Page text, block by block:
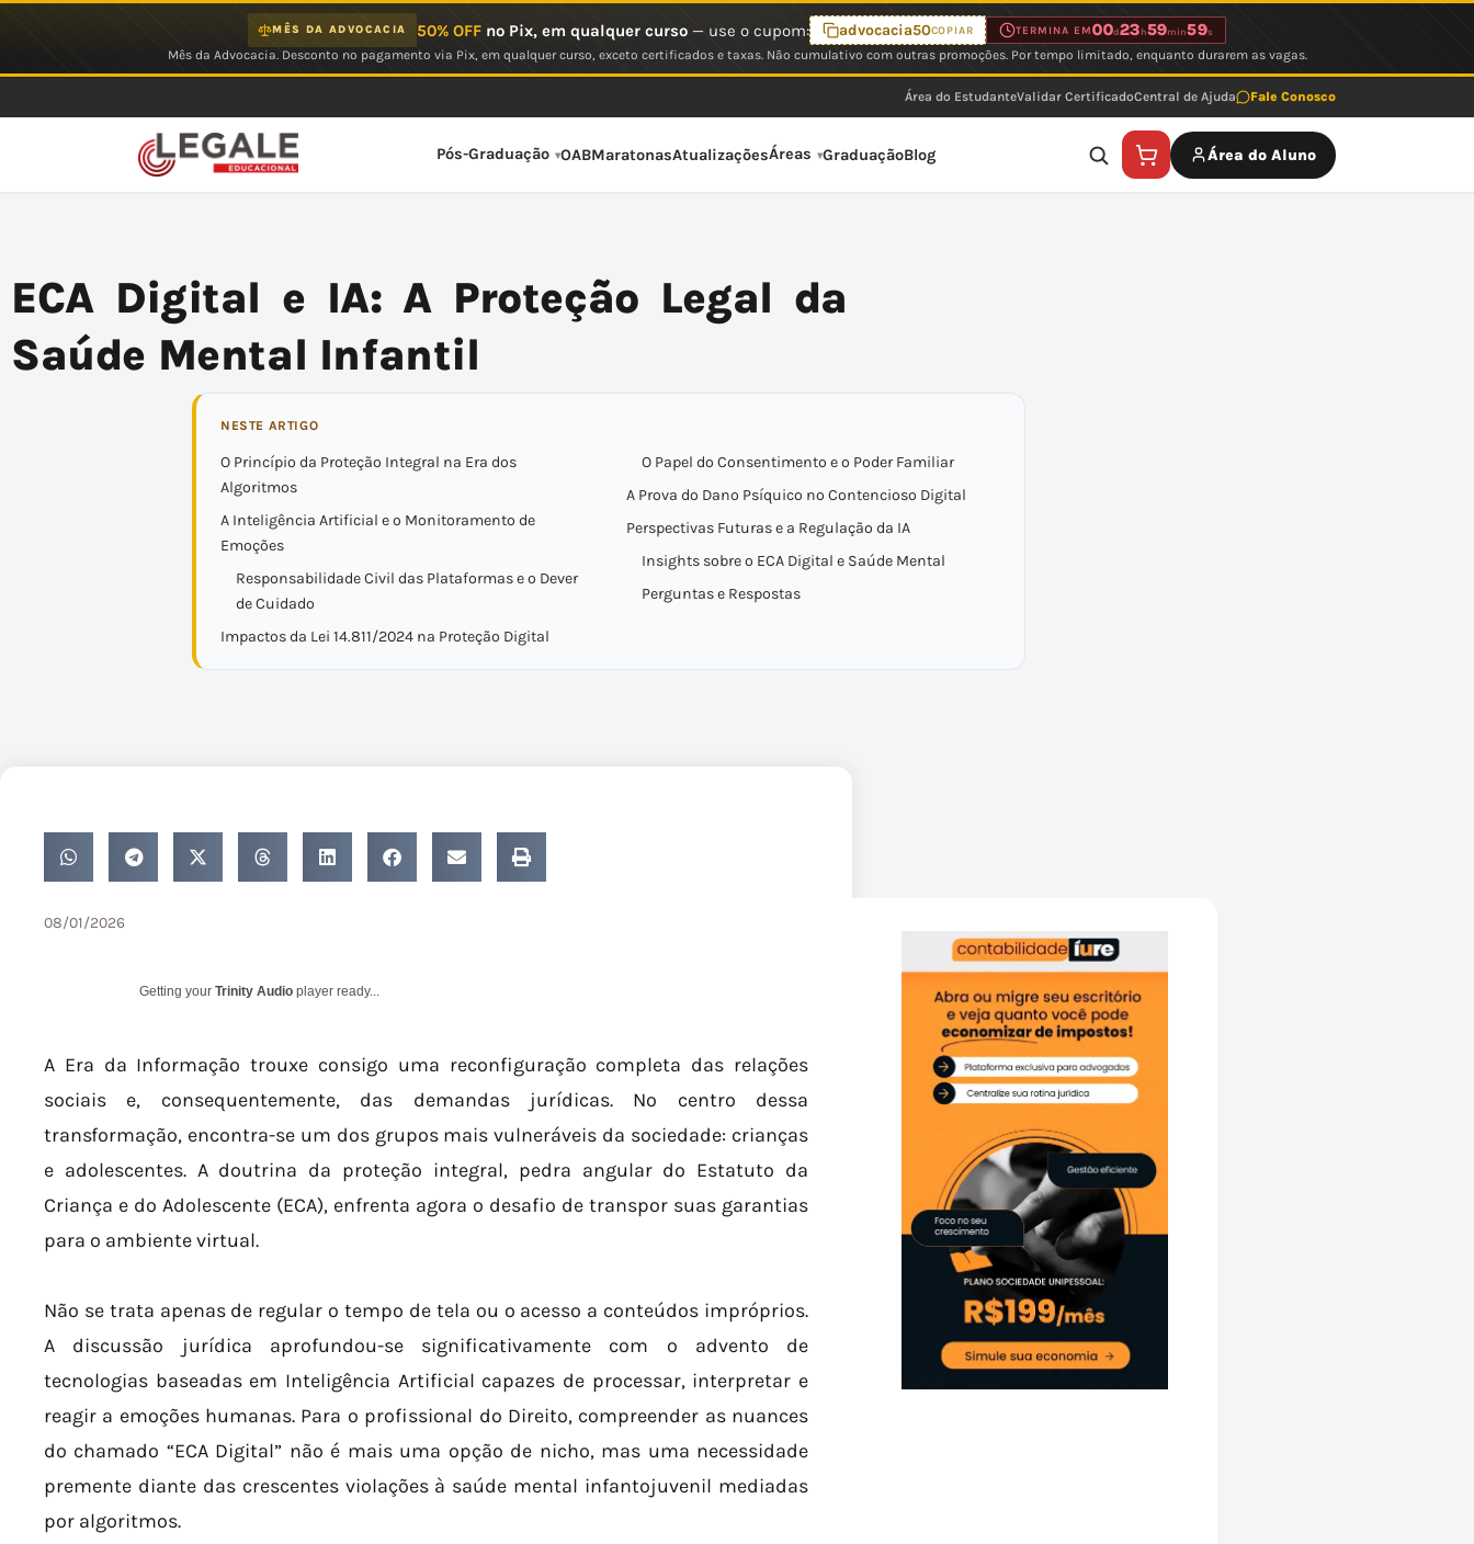
MÊS DA ADVOCACIA 50% OFFno Pix, em qualquer curso— use o cupom: advocacia50COPIAR TERMINA EM00d23 h59min59s
Mês da Advocacia. Desconto no pagamento via Pix, em qualquer curso, exceto certificados e taxas. Não cumulativo com outras promoções. Por tempo limitado, enquanto durarem as vagas.
Área do EstudanteValidar CertificadoCentral de Ajuda Fale Conosco
Pós-Graduação OABMaratonasAtualizaçõesÁreas GraduaçãoBlog Área do Aluno
ECA Digital e IA: A Proteção Legal da
Saúde Mental Infantil
NESTE ARTIGO
O Princípio da Proteção Integral na Era dos
Algoritmos
A Inteligência Artificial e o Monitoramento de
Emoções
Responsabilidade Civil das Plataformas e o Dever
de Cuidado
Impactos da Lei 14.811/2024 na Proteção Digital
O Papel do Consentimento e o Poder Familiar
A Prova do Dano Psíquico no Contencioso Digital
Perspectivas Futuras e a Regulação da IA
Insights sobre o ECA Digital e Saúde Mental
Perguntas e Respostas
08/01/2026
Getting your Trinity Audio player ready...
A Era da Informação trouxe consigo uma reconfiguração completa das relações
sociais e, consequentemente, das demandas jurídicas. No centro dessa
transformação, encontra-se um dos grupos mais vulneráveis da sociedade: crianças
e adolescentes. A doutrina da proteção integral, pedra angular do Estatuto da
Criança e do Adolescente (ECA), enfrenta agora o desafio de transpor suas garantias
para o ambiente virtual.
Não se trata apenas de regular o tempo de tela ou o acesso a conteúdos impróprios.
A discussão jurídica aprofundou-se significativamente com o advento de
tecnologias baseadas em Inteligência Artificial capazes de processar, interpretar e
reagir a emoções humanas. Para o profissional do Direito, compreender as nuances
do chamado “ECA Digital” não é mais uma opção de nicho, mas uma necessidade
premente diante das crescentes violações à saúde mental infantojuvenil mediadas
por algoritmos.